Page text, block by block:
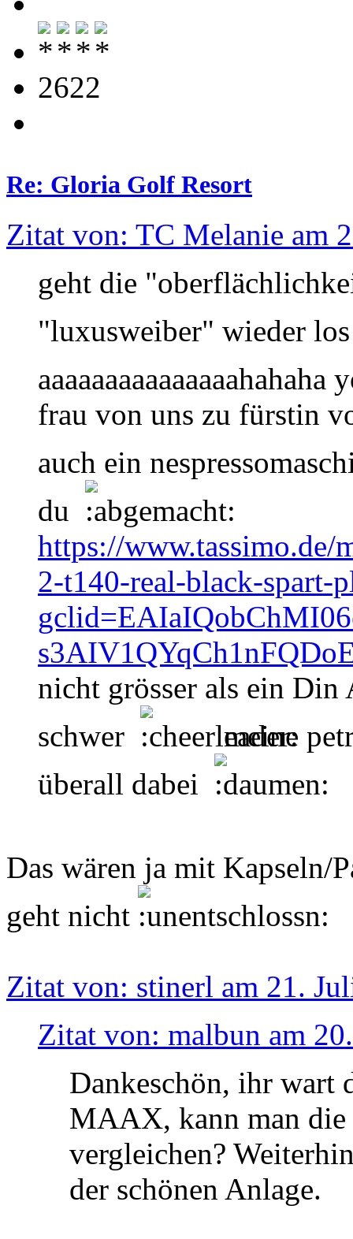
2622
Re: Gloria Golf Resort
Zitat von: TC Melanie am
geht die
"luxusweiber" wieder
frau von uns zu fürstin
auch ein
du
https://www.tassimo.de/
2-t140-real-black-spart-
nicht grösser als ein
schwer
meine
überall dabei
Das wären ja mit Kapseln/
geht nicht
Zitat von: stinerl am 21.
Zitat von: malbun am
Dankeschön, ihr wart
MAAX, kann man die
vergleichen?
der schönen Anlage.